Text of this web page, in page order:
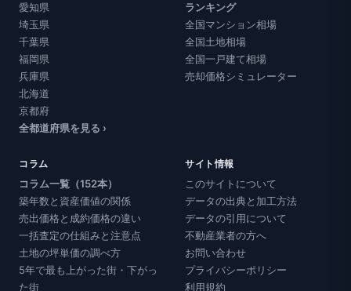
愛知県
埼玉県
千葉県
福岡県
兵庫県
北海道
京都府
全都道府県を見る ›
ランキング
全国マンション相場
全国土地相場
全国一戸建て相場
売却価格シミュレーター
コラム
コラム一覧（152本）
築年数と資産価値の関係
売出価格と成約価格の違い
一括査定の仕組みと注意点
土地の坪単価の調べ方
5年で最も上がった街・下がっ
た街
サイト情報
このサイトについて
データの出典と加工方法
データの引用について
不動産業者の方へ
お問い合わせ
プライバシーポリシー
利用規約